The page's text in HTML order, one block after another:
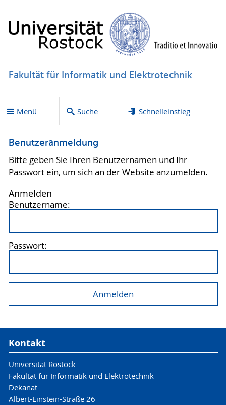
Fakultät für Informatik und Elektrotechnik
Menü Suche Schnelleinstieg
Benutzeranmeldung
Bitte geben Sie Ihren Benutzernamen und Ihr
Passwort ein, um sich an der Website anzumelden.
Anmelden
Benutzername:
Passwort:
Kontakt
Universität Rostock
Fakultät für Informatik und Elektrotechnik
Dekanat
Albert-Einstein-Straße 26